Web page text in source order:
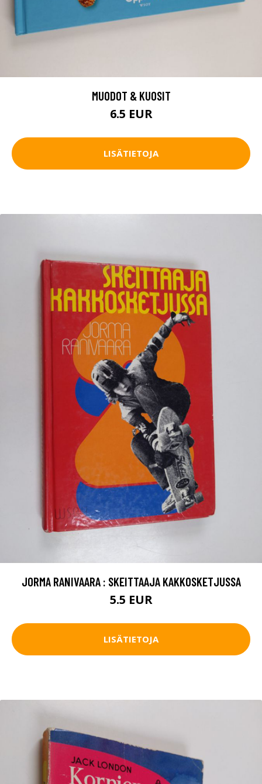
MUODOT & KUOSIT
6.5 EUR
LISÄTIETOJA
JORMA RANIVAARA : SKEITTAAJA KAKKOSKETJUSSA
5.5 EUR
LISÄTIETOJA